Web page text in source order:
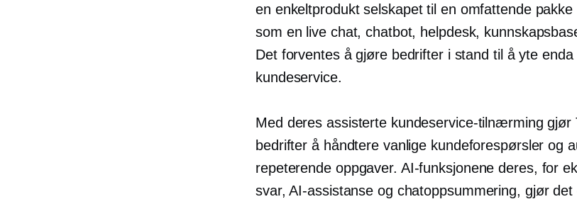
en enkeltproduktselskapet til en omfattende pakke
som en live chat, chatbot, helpdesk,
Det forventes å gjøre bedrifter i stand til å yte enda
kundeservice.
Med deres assisterte kundeservice-tilnærming gjør
bedrifter å håndtere vanlige kundeforespørsler og
repeterende oppgaver. AI-funksjonene deres, for
svar, AI-assistanse og chatoppsummering, gjør